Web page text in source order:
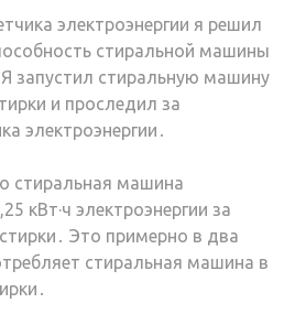
электроэнергии я решил
стиральной машины
запустил стиральную машину
и проследил за
электроэнергии․
стиральная машина
кВт·ч электроэнергии за
Это примерно в два
стиральная машина в